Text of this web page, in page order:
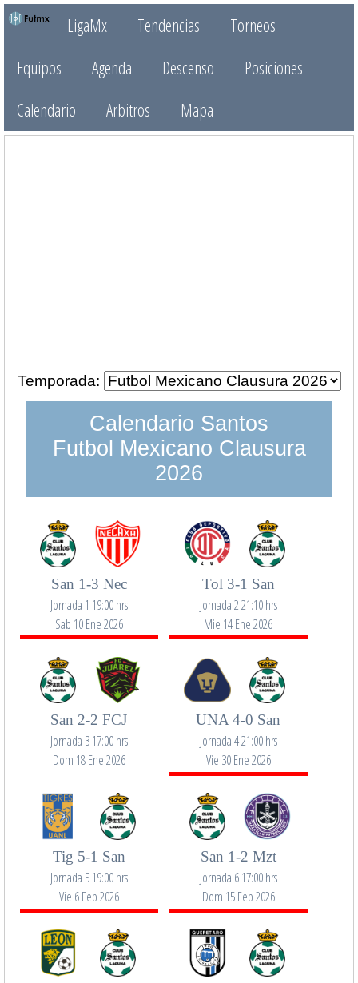
LigaMx Tendencias
Torneos
Equipos
Agenda Descenso
Posiciones
Calendario
Arbitros Mapa
Temporada:
Calendario Santos
Futbol Mexicano Clausura
2026
San 1-3 Nec
Jornada 1 19:00 hrs
Sab 10 Ene 2026
Tol 3-1 San
Jornada 2 21:10 hrs
Mie 14 Ene 2026
San 2-2 FCJ
Jornada 3 17:00 hrs
Dom 18 Ene 2026
UNA 4-0 San
Jornada 4 21:00 hrs
Vie 30 Ene 2026
Tig 5-1 San
Jornada 5 19:00 hrs
Vie 6 Feb 2026
San 1-2 Mzt
Jornada 6 17:00 hrs
Dom 15 Feb 2026